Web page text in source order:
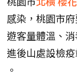
感染，桃園市
遊客量體溫、
進後山處設檢
。